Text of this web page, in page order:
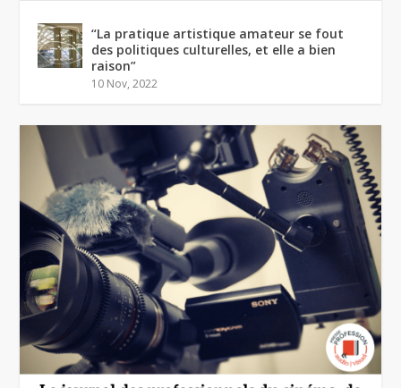
“La pratique artistique amateur se fout
des politiques culturelles, et elle a bien
raison”
10 Nov, 2022